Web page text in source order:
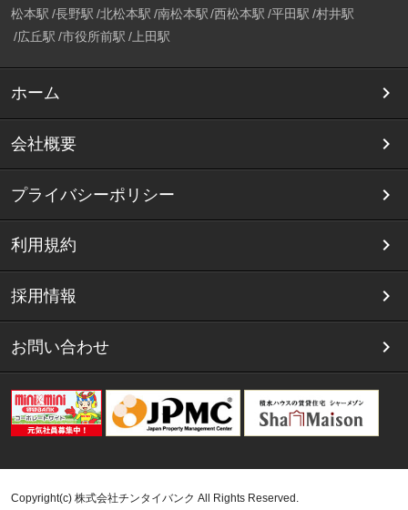
松本駅 長野駅 北松本駅 南松本駅 西松本駅 平田駅 村井駅
広丘駅 市役所前駅 上田駅
ホーム
会社概要
プライバシーポリシー
利用規約
採用情報
お問い合わせ
Copyright(c) 株式会社チンタイバンク All Rights Reserved.